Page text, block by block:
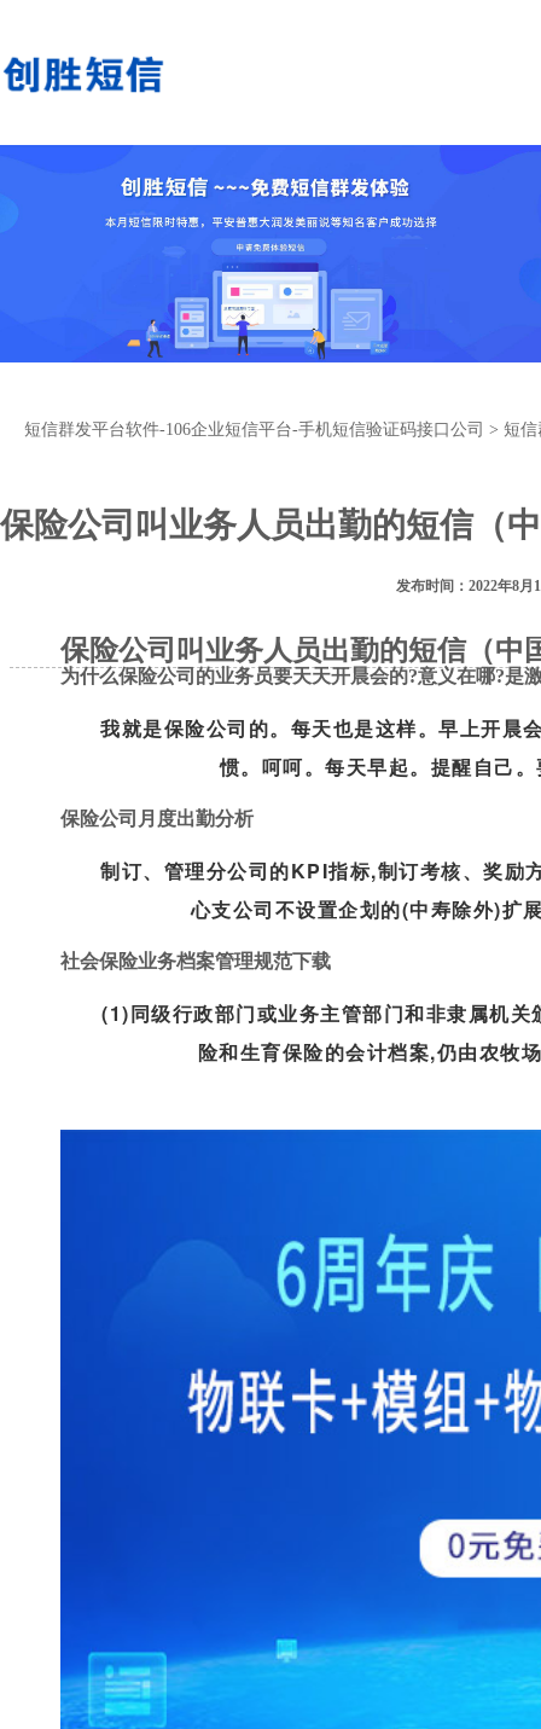
短信群发平台软件-106企业短信平台-手机短信验证码接口公司 > 短
保险公司叫业务人员出勤的短信（
发布时间：2022年8月
保险公司叫业务人员出勤的短信（中
为什么保险公司的业务员要天天开晨会的?意义在哪?是
我就是保险公司的。每天也是这样。早上开晨
惯。呵呵。每天早起。提醒自己
保险公司月度出勤分析
制订、管理分公司的KPI指标,制订考核、奖励
心支公司不设置企划的(中寿除外)扩
社会保险业务档案管理规范下载
(1)同级行政部门或业务主管部门和非隶属机
险和生育保险的会计档案,仍由农牧